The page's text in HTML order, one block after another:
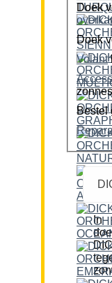
Doek
Doek
Volant
Bestel
In